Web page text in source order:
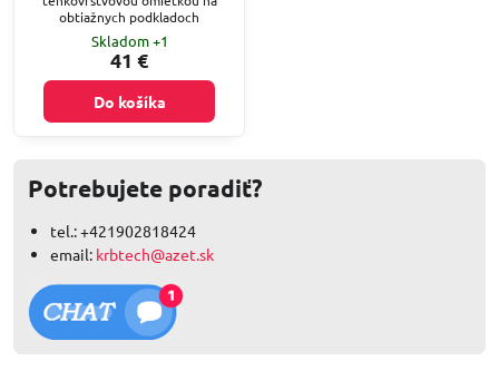
obtiažnych podkladoch
Skladom +1
41 €
Do košíka
Potrebujete poradiť?
tel.: +421902818424
email: krbtech@azet.sk